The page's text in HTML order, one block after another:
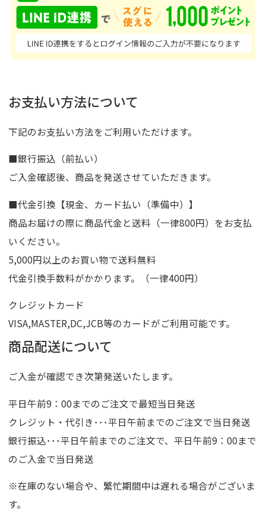
お支払い方法について
下記のお支払い方法をご利用いただけます。
■銀行振込（前払い）
ご入金確認後、商品を発送させていただきます。
■代金引換【現金、カード払い（準備中）】
商品お届けの際に商品代金と送料（一律800円）をお支払
いください。
5,000円以上のお買い物で送料無料
代金引換手数料がかかります。（一律400円）
クレジットカード
VISA,MASTER,DC,JCB等のカードがご利用可能です。
商品配送について
ご入金が確認でき次第発送いたします。
平日午前9：00までのご注文で最短当日発送
クレジット・代引き･･･平日午前までのご注文で当日発送
銀行振込･･･平日午前までのご注文で、平日午前9：00まで
のご入金で当日発送
※在庫のない場合や、繁忙期間中は遅れる場合がございま
す。